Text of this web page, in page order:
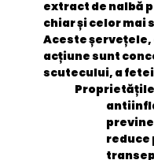
extract de nalbă
chiar și celor mai
Aceste
acțiune sunt
scutecului, a
reduce